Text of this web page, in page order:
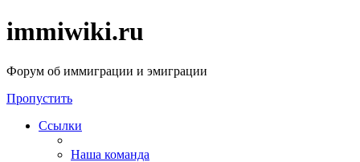
immiwiki.ru
Форум об иммиграции и эмиграции
Пропустить
Ссылки
Наша команда